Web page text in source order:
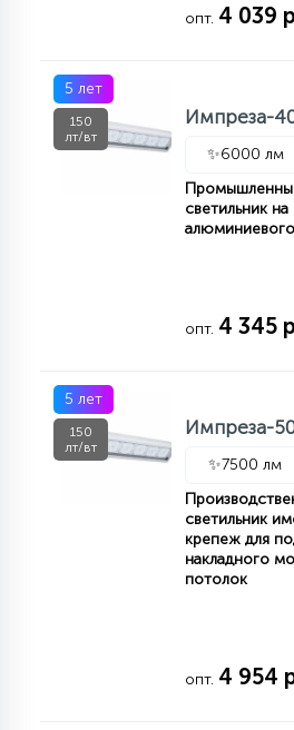
опт. 4 039
5 лет
150
лт/вт
Импреза-
✨6000 лм
светильник
опт. 4 345
5 лет
150
лт/вт
Импреза-
✨7500 лм
светильник
крепеж для
накладного
потолок
опт. 4 954